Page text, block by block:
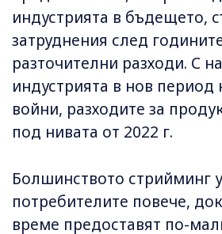
индустрията в бъдещето,
затруднения след
разточителни разходи. С
индустрията в нов период
войни, разходите за
под нивата от 2022 г.
Болшинството стрийминг
потребителите повече,
време предоставят по-